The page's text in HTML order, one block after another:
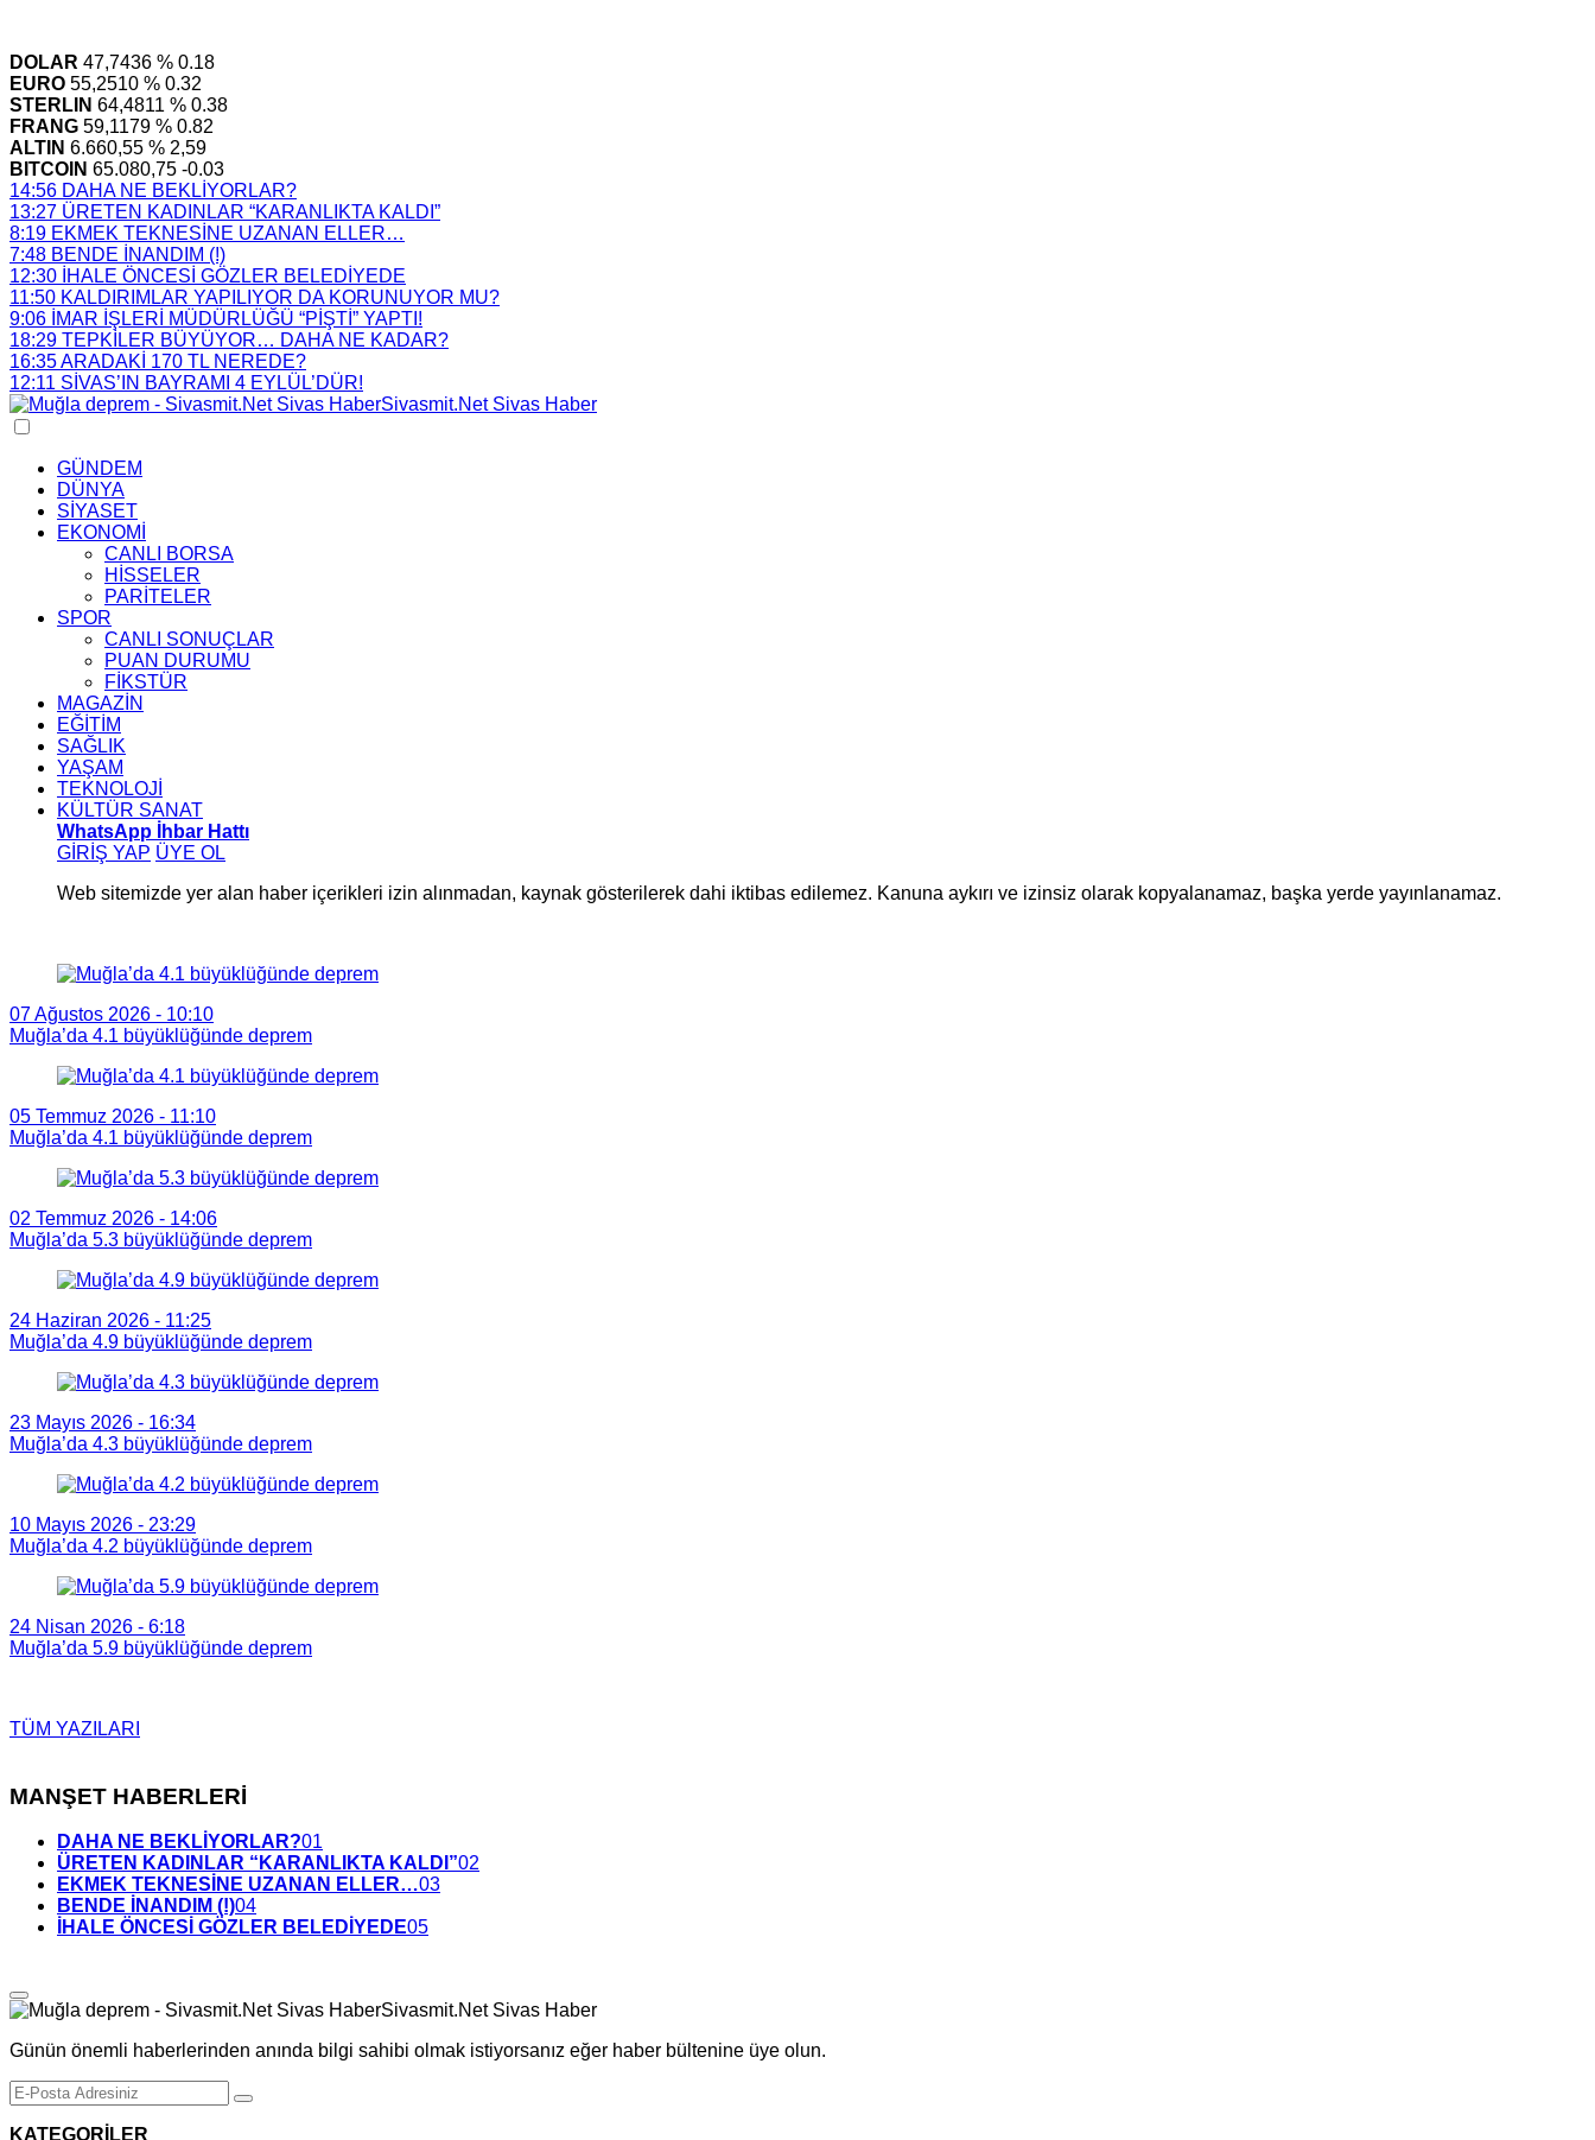
DOLAR 47,7436 % 0.18
EURO 55,2510 % 0.32
STERLIN 64,4811 % 0.38
FRANG 59,1179 % 0.82
ALTIN 6.660,55 % 2,59
BITCOIN 65.080,75 -0.03
14:56 DAHA NE BEKLİYORLAR?
13:27 ÜRETEN KADINLAR “KARANLIKTA KALDI”
8:19 EKMEK TEKNESİNE UZANAN ELLER…
7:48 BENDE İNANDIM (!)
12:30 İHALE ÖNCESİ GÖZLER BELEDİYEDE
11:50 KALDIRIMLAR YAPILIYOR DA KORUNUYOR MU?
9:06 İMAR İŞLERİ MÜDÜRLÜĞÜ “PİŞTİ” YAPTI!
18:29 TEPKİLER BÜYÜYOR… DAHA NE KADAR?
16:35ARADAKİ 170 TL NEREDE?
12:11 SİVAS’IN BAYRAMI 4 EYLÜL’DÜR!
GÜNDEM
DÜNYA
SİYASET
EKONOMİ
CANLI BORSA
HİSSELER
PARİTELER
SPOR
CANLI SONUÇLAR
PUAN DURUMU
FİKSTÜR
MAGAZİN
EĞİTİM
SAĞLIK
YAŞAM
TEKNOLOJİ
KÜLTÜR SANAT
WhatsApp İhbar Hattı
GİRİŞ YAP ÜYE OL
Web sitemizde yer alan haber içerikleri izin alınmadan, kaynak gösterilerek dahi iktibas edilemez. Kanuna aykırı ve izinsiz olarak kopyalanamaz, başka yerde yayınlanamaz.
07 Ağustos 2026 - 10:10
Muğla’da 4.1 büyüklüğünde deprem
05 Temmuz 2026 - 11:10
Muğla’da 4.1 büyüklüğünde deprem
02 Temmuz 2026 - 14:06
Muğla’da 5.3 büyüklüğünde deprem
24 Haziran 2026 - 11:25
Muğla’da 4.9 büyüklüğünde deprem
23 Mayıs 2026 - 16:34
Muğla’da 4.3 büyüklüğünde deprem
10 Mayıs 2026 - 23:29
Muğla’da 4.2 büyüklüğünde deprem
24 Nisan 2026 - 6:18
Muğla’da 5.9 büyüklüğünde deprem
TÜM YAZILARI
MANŞET HABERLERİ
DAHA NE BEKLİYORLAR?01
ÜRETEN KADINLAR “KARANLIKTA KALDI”02
EKMEK TEKNESİNE UZANAN ELLER…03
BENDE İNANDIM (!)04
İHALE ÖNCESİ GÖZLER BELEDİYEDE05
Günün önemli haberlerinden anında bilgi sahibi olmak istiyorsanız eğer haber bültenine üye olun.
KATEGORİLER